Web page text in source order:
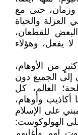
حتى مع
والحياة
للقطعان،
يفعل، وهؤلاء
من الأوهام،
الجميع دون
العالم، كل
أكاذيب وأوهام،
على الإسلام
الهولوكوست: